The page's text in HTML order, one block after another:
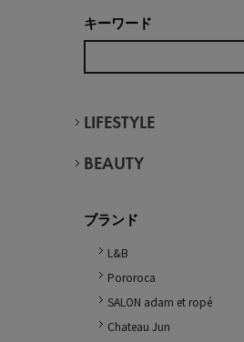
キーワード
LIFESTYLE
BEAUTY
ブランド
L&B
Pororoca
SALON adam et ropé
Chateau Jun